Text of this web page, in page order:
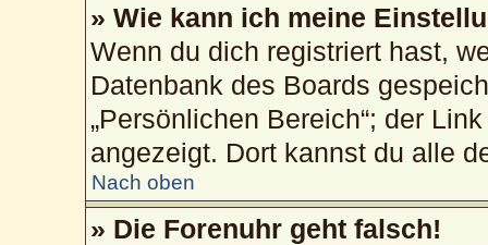
» Wie kann ich meine
Wenn du dich registriert hast,
Datenbank des Boards
„Persönlichen Bereich“; der
angezeigt. Dort kannst du alle
Nach oben
» Die Forenuhr geht falsch!